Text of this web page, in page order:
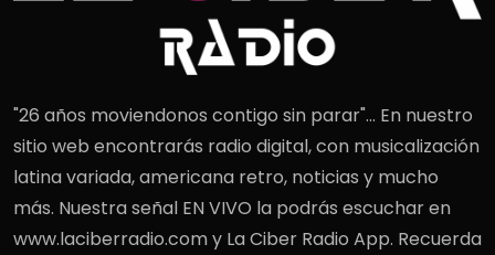
"26 años moviendonos contigo sin parar"... En nuestro
sitio web encontrarás radio digital, con musicalización
latina variada, americana retro, noticias y mucho
más. Nuestra señal EN VIVO la podrás escuchar en
www.laciberradio.com y La Ciber Radio App. Recuerda